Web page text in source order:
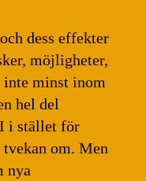
dess effekter
möjligheter,
inte minst inom
hel del
i stället för
om. Men
nya